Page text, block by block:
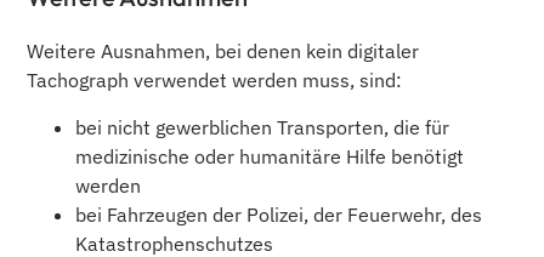
Weitere Ausnahmen, bei denen kein digitaler
Tachograph verwendet werden muss, sind:
bei nicht gewerblichen Transporten, die für
medizinische oder humanitäre Hilfe benötigt
werden
bei Fahrzeugen der Polizei, der Feuerwehr, des
Katastrophenschutzes